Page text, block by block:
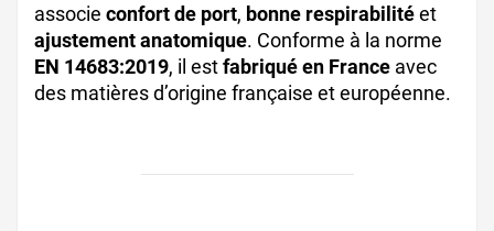
associe confort de port, bonne respirabilitéet
ajustement anatomique. Conforme à la norme
EN 14683:2019, il estfabriqué en France avec
des matières d’origine française et européenne.